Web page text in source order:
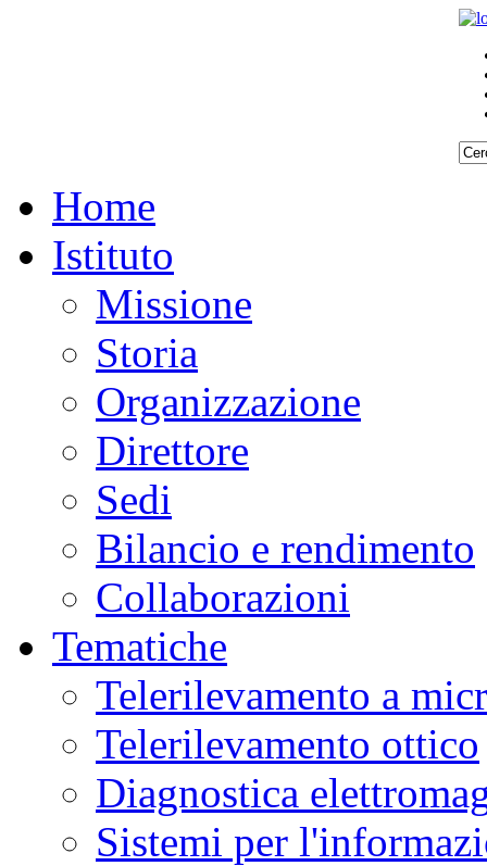
Home
Istituto
Missione
Storia
Organizzazione
Direttore
Sedi
Bilancio e rendimento
Collaborazioni
Tematiche
Telerilevamento a
Telerilevamento ottico
Diagnostica
Sistemi per